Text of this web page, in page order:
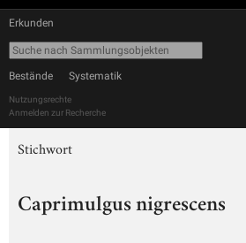
Erkunden
Bestände Systematik
Nutzungsrechte
Anmelden zur Recherche
Stichwort
Caprimulgus nigrescens